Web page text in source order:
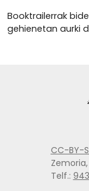
Booktrailerrak
gehienetan aurki
CC-BY-
Telf.: